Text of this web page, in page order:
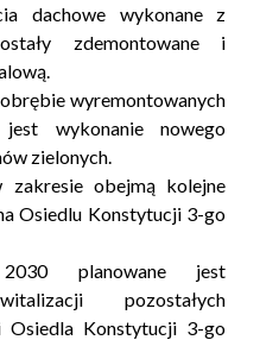
dachowe wykonane z
zdemontowane i
wyremontowanych
jest wykonanie nowego
zielonych.
obejmą kolejne
Osiedlu Konstytucji 3-go
planowane jest
pozostałych
Konstytucji 3-go